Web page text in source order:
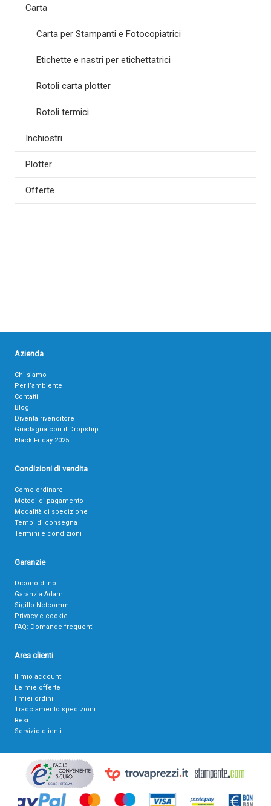
Carta
Carta per Stampanti e Fotocopiatrici
Etichette e nastri per etichettatrici
Rotoli carta plotter
Rotoli termici
Inchiostri
Plotter
Offerte
Azienda
Chi siamo
Per l’ambiente
Contatti
Blog
Diventa rivenditore
Guadagna con il Dropship
Black Friday 2025
Condizioni di vendita
Come ordinare
Metodi di pagamento
Modalità di spedizione
Tempi di consegna
Termini e condizioni
Garanzie
Dicono di noi
Garanzia Adam
Sigillo Netcomm
Privacy e cookie
FAQ: Domande frequenti
Area clienti
Il mio account
Le mie offerte
I miei ordini
Tracciamento spedizioni
Resi
Servizio clienti